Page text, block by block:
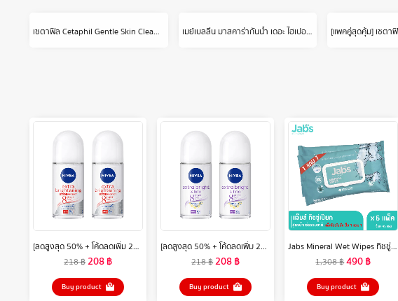
เซตาฟิล Cetaphil Gentle Skin Cleanser เจลทำความสะอาดผิวหน้าและผิวกาย สำหรับผิวบอบบาง แพ้ง่าย และทุกสภาพผิว 1 Litre. เมย์เบลลีน มาสคาร่ากันน้ำ เดอะ ไฮเปอร์เคิร์ล 9.2 มล.MAYBELLINE THE HYPERCURL WATERPROOF MASCARA 9.2 ml(เครื่องสำอาง, มาสคาร่า, มาสคาร่ากันน้ำ)
[ลดสูงสุด 50% + โค้ดลดเพิ่ม 20%]นีเวีย เอ็กซ์ตร้า ไบรท์เทนนิ่ง แม็กซ์ โพรเทค 8 ซูเปอร์ ฟู้ด โรลออน ระงับกลิ่นกาย 50 มล. 2 ชิ้น NIVEA
218฿208฿
Buy product
[ลดสูงสุด 50% + โค้ดลดเพิ่ม 20%]นีเวีย เอ็กซ์ตร้า ไบรท์ แอนด์ เฟิร์ม 8 ซูเปอร์ ฟู้ด โรลออน ระงับกลิ่นกาย 50 มล. 2 ชิ้น NIVEA
218฿208฿
Buy product
Jabs Mineral Wet Wipes ทิชชู่เปียก สูตรน้ำแร่ธรรมชาติ 45 แผ่น x 6 (1 แถม 1)
1,308฿490฿
Buy product